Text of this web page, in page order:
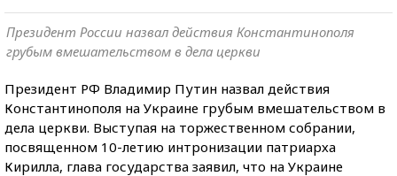
Президент России назвал действия Константинополя
грубым вмешательством в дела церкви
Президент РФ Владимир Путин назвал действия
Константинополя на Украине грубым вмешательством в
дела церкви. Выступая на торжественном собрании,
посвященном 10-летию интронизации патриарха
Кирилла, глава государства заявил, что на Украине